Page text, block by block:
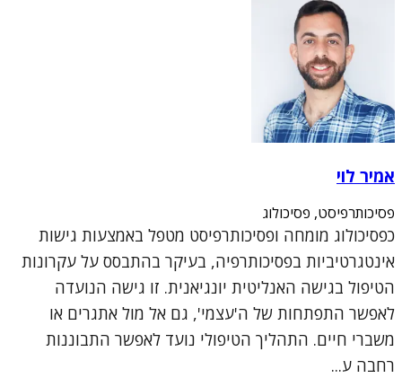
אמיר לוי
פסיכותרפיסט, פסיכולוג
כפסיכולוג מומחה ופסיכותרפיסט מטפל באמצעות גישות
אינטגרטיביות בפסיכותרפיה, בעיקר בהתבסס על עקרונות
הטיפול בגישה האנליטית יונגיאנית. זו גישה הנועדה
לאפשר התפתחות של ה'עצמי', גם אל מול אתגרים או
משברי חיים. התהליך הטיפולי נועד לאפשר התבוננות
רחבה ע...